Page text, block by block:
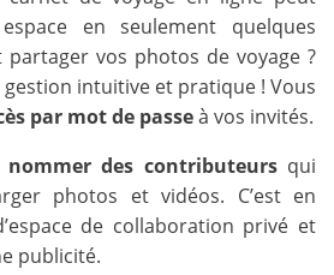
en seulement quelques
partager vos photos de voyage ?
gestion intuitive et pratique ! Vous
par mot de passeà vos invités.
nommer des contributeursqui
photos et vidéos. C’est en
de collaboration privé et
publicité.